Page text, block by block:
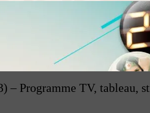
– Programme TV, tableau,